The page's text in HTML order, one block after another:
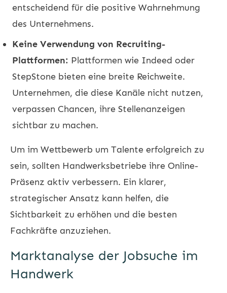
entscheidend für die positive Wahrnehmung
des Unternehmens.
Keine Verwendung von Recruiting-
Plattformen: Plattformen wie Indeed oder
StepStone bieten eine breite Reichweite.
Unternehmen, die diese Kanäle nicht nutzen,
verpassen Chancen, ihre Stellenanzeigen
sichtbar zu machen.
Um im Wettbewerb um Talente erfolgreich zu
sein, sollten Handwerksbetriebe ihre Online-
Präsenz aktiv verbessern. Ein klarer,
strategischer Ansatz kann helfen, die
Sichtbarkeit zu erhöhen und die besten
Fachkräfte anzuziehen.
Marktanalyse der Jobsuche im
Handwerk